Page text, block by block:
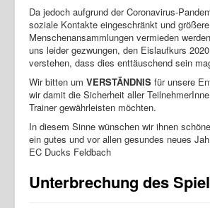
Da jedoch aufgrund der Coronavirus-
soziale Kontakte eingeschränkt und größere
Menschenansammlungen vermieden
uns leider gezwungen, den Eislaufkurs
verstehen, dass dies enttäuschend sein
Wir bitten um VERSTÄNDNIS für unsere
wir damit die Sicherheit aller
Trainer gewährleisten möchten.
In diesem Sinne wünschen wir ihnen
ein gutes und vor allen gesundes neues
EC Ducks Feldbach
Unterbrechung des